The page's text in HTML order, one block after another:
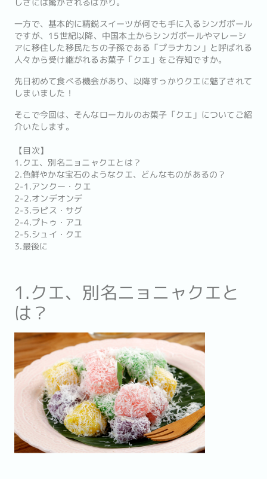
しさには驚かされるばかり。
一方で、基本的に精鋭スイーツが何でも手に入るシンガポール
ですが、15世紀以降、中国本土からシンガポールやマレーシ
アに移住した移民たちの子孫である「プラナカン」と呼ばれる
人々から受け継がれるお菓子「クエ」をご存知ですか。
先日初めて食べる機会があり、以降すっかりクエに魅了されて
しまいました！
そこで今回は、そんなローカルのお菓子「クエ」についてご紹
介いたします。
【目次】
1.クエ、別名ニョニャクエとは？
2.色鮮やかな宝石のようなクエ、どんなものがあるの？
2-1.アンクー・クエ
2-2.オンデオンデ
2-3.ラピス・サグ
2-4.プトゥ・アユ
2-5.シュイ・クエ
3.最後に
1.クエ、別名ニョニャクエと
は？